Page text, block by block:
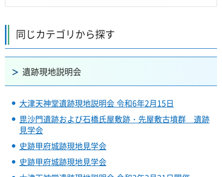
同じカテゴリから探す
遺跡現地説明会
大津天神堂遺跡現地説明会 令和6年2月15日
毘沙門遺跡および石橋氏屋敷跡・先屋敷古墳群 遺跡
見学会
史跡甲府城跡現地見学会
史跡甲府城跡現地見学会